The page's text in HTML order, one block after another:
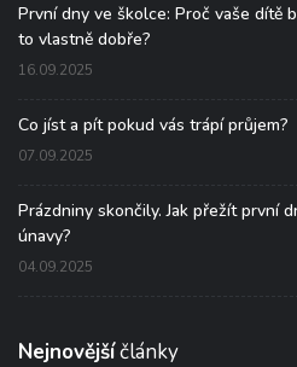
První dny ve školce: Proč vaše dítě
to vlastně dobře?
16.09.2025
Co jíst a pít pokud vás trápí průjem?
07.09.2025
Prázdniny skončily. Jak přežít první
únavy?
04.09.2025
Nejnovějšíčlánky